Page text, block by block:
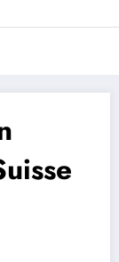
football